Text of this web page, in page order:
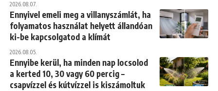
2026.08.07.
Ennyivel emeli meg a villanyszámlát, ha
folyamatos használat helyett állandóan
ki-be kapcsolgatod a klímát
2026.08.05.
Ennyibe kerül, ha minden nap locsolod
a kerted 10, 30 vagy 60 percig –
csapvízzel és kútvízzel is kiszámoltuk